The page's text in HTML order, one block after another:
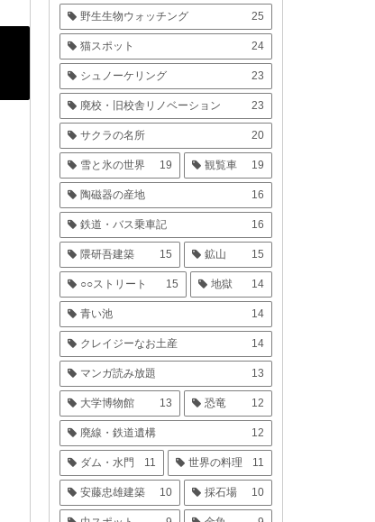
野生生物ウォッチング 25
猫スポット 24
シュノーケリング 23
廃校・旧校舎リノベーション 23
サクラの名所 20
雪と氷の世界 19 観覧車 19
陶磁器の産地 16
鉄道・バス乗車記 16
隈研吾建築 15 鉱山 15
○○ストリート 15 地獄 14
青い池 14
クレイジーなお土産 14
マンガ読み放題 13
大学博物館 13 恐竜 12
廃線・鉄道遺構 12
ダム・水門 11 世界の料理 11
安藤忠雄建築 10 採石場 10